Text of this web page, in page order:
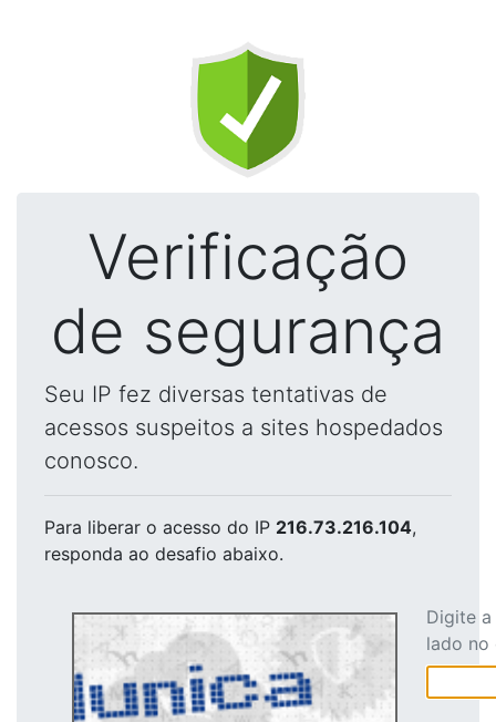
Verificação
de segurança
Seu IP fez diversas tentativas de
acessos suspeitos a sites hospedados
conosco.
Para liberar o acesso do IP 216.73.216.104,
responda ao desafio abaixo.
Digite
lado no